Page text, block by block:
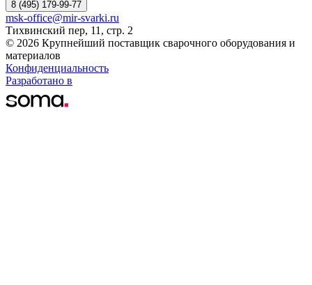
8 (495) 179-99-77
msk-office@mir-svarki.ru
Тихвинский пер, 11, стр. 2
© 2026 Крупнейший поставщик сварочного оборудования и
материалов
Конфиденциальность
Разработано в